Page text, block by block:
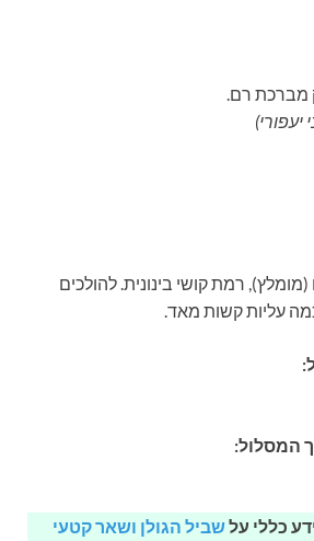
מברכת רם.
יעפורי)
רמת קושי בינונית. להולכים
עליות קשות מאד.
המסלול:
כללי עלשביל הגולן ושאר קטעי